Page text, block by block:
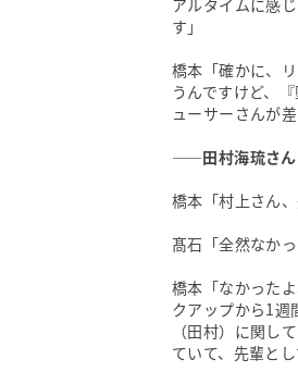
アルタイムに感
す」
橋本「確かに、
うんですけど、
ューサーさんが
——田村海琉さん
橋本「村上さん
髙石「全然なかっ
橋本「なかった
クアップから1週
（田村）に関し
ていて、先輩と